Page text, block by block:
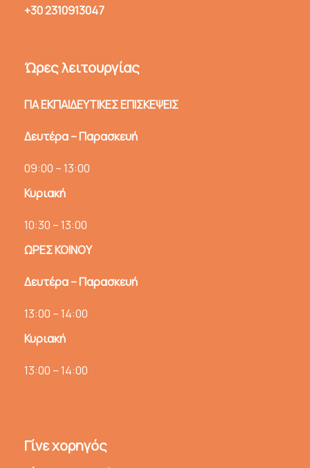
+30 2310913047
Ώρες λειτουργίας
ΓΙΑ ΕΚΠΑΙΔΕΥΤΙΚΕΣ ΕΠΙΣΚΕΨΕΙΣ
Δευτέρα – Παρασκευή
09:00 – 13:00
Κυριακή
10:30 – 13:00
ΩΡΕΣ ΚΟΙΝΟΥ
Δευτέρα – Παρασκευή
13:00 – 14:00
Κυριακή
13:00 – 14:00
Γίνε χορηγός